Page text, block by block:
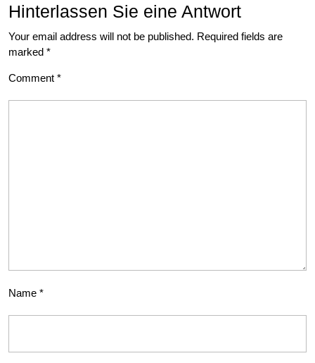
Hinterlassen Sie eine Antwort
Your email address will not be published. Required fields are
marked *
Comment *
Name *